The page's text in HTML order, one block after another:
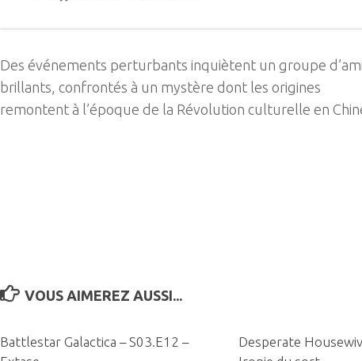
Des événements perturbants inquiètent un groupe
brillants, confrontés à un mystère dont les origines
remontent à l’époque de la Révolution culturelle en
VOUS AIMEREZ AUSSI...
Battlestar Galactica – S03.E12 –
Desperate